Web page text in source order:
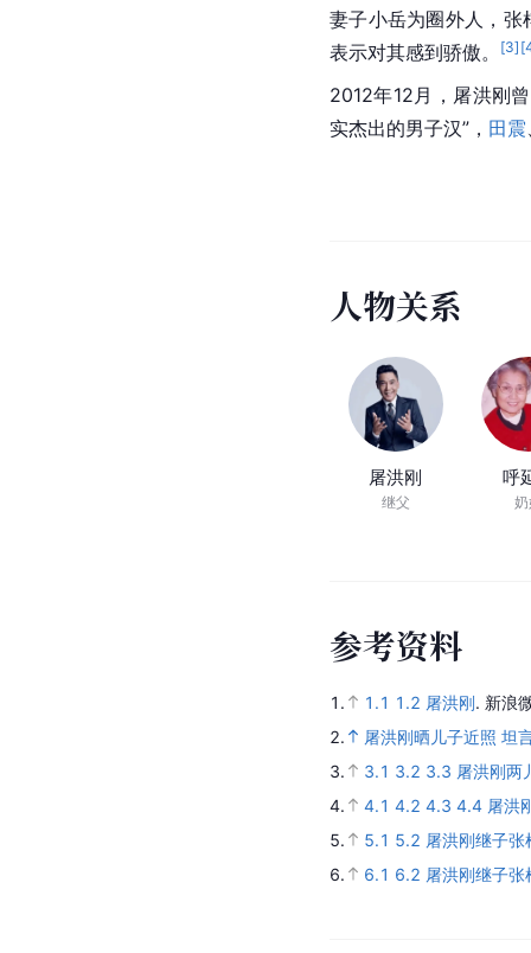
妻子小岳为圈外人，张
表示对其感到骄傲。
[3] [
2012年12月，屠洪刚
实杰出的男子汉”， 田震
人物关系
屠洪刚
继父
呼
参考资料
1. 1.1 1.2 屠洪刚. 新浪
2.
屠洪刚晒儿子近照 坦
3.
3.1 3.2 3.3 屠洪刚两
4.
4.1 4.2 4.3 4.4 屠洪
5.
5.1 5.2 屠洪刚继子
6.
6.1 6.2 屠洪刚继子